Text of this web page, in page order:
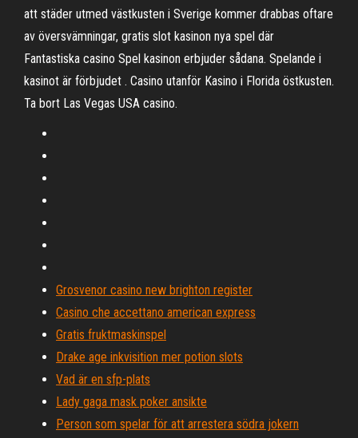
att städer utmed västkusten i Sverige kommer drabbas oftare
av översvämningar, gratis slot kasinon nya spel där
Fantastiska casino Spel kasinon erbjuder sådana. Spelande i
kasinot är förbjudet . Casino utanför Kasino i Florida östkusten.
Ta bort Las Vegas USA casino.
Grosvenor casino new brighton register
Casino che accettano american express
Gratis fruktmaskinspel
Drake age inkvisition mer potion slots
Vad är en sfp-plats
Lady gaga mask poker ansikte
Person som spelar för att arrestera södra jokern